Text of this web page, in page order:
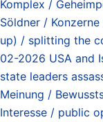
Komplex /
Söldner /
up) / splitting the
02-2026 USA and
state leaders
Meinung /
Interesse / public